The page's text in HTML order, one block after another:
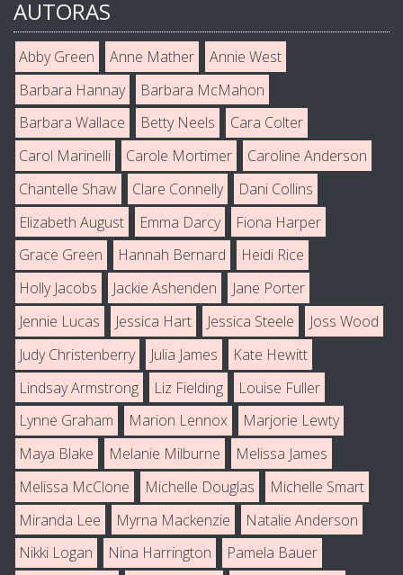
AUTORAS
Abby Green Anne Mather
Annie West
Barbara Hannay
Barbara McMahon
Barbara Wallace
Betty Neels
Cara Colter
Carol Marinelli
Carole Mortimer
Caroline Anderson
Chantelle Shaw
Clare Connelly
Dani Collins
Elizabeth August
Emma Darcy
Fiona Harper
Grace Green
Hannah Bernard
Heidi Rice
Holly Jacobs
Jackie Ashenden
Jane Porter
Jennie Lucas
Jessica Hart Jessica Steele
Joss Wood
Judy Christenberry
Julia James
Kate Hewitt
Lindsay Armstrong
Liz Fielding
Louise Fuller
Lynne Graham
Marion Lennox
Marjorie Lewty
Maya Blake
Melanie Milburne
Melissa James
Melissa McClone
Michelle Douglas
Michelle Smart
Miranda Lee
Myrna Mackenzie
Natalie Anderson
Nikki Logan
Nina Harrington
Pamela Bauer